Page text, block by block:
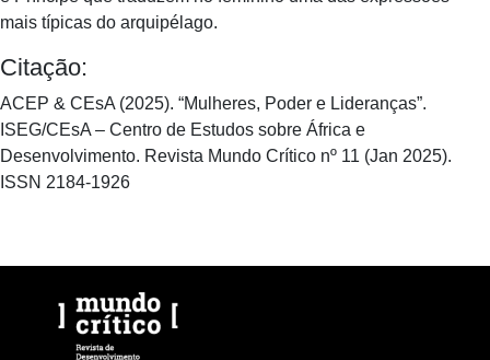
mais típicas do arquipélago.
Citação:
ACEP & CEsA (2025). “Mulheres, Poder e Lideranças”.
ISEG/CEsA – Centro de Estudos sobre África e
Desenvolvimento. Revista Mundo Crítico nº 11 (Jan 2025).
ISSN 2184-1926